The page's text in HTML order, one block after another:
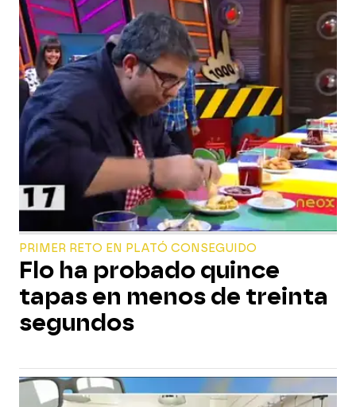
PRIMER RETO EN PLATÓ CONSEGUIDO
Flo ha probado quince
tapas en menos de treinta
segundos